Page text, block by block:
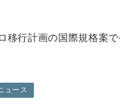
移行計画の国際規格案で
ュース